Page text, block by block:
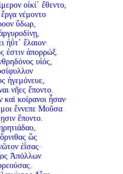
οἰκί᾽ ἔθεντο,
νέμοντο
ὕδωρ,
ἠΰτ᾽ ἔλαιον·
ἐστιν ἀπορρώξ.
υἱός,
ἡγεμόνευε,
νῆες ἕποντο.
κοίρανοι ἦσαν·
ἔννεπε Μοῦσα
ἕποντο.
ὣς
ἐΐσας·
Ἀπόλλων